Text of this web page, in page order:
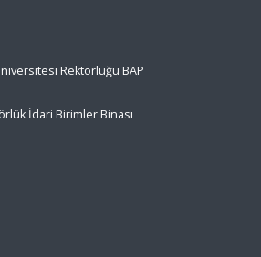
Rektörlüğü BAP
İdari Birimler Binası